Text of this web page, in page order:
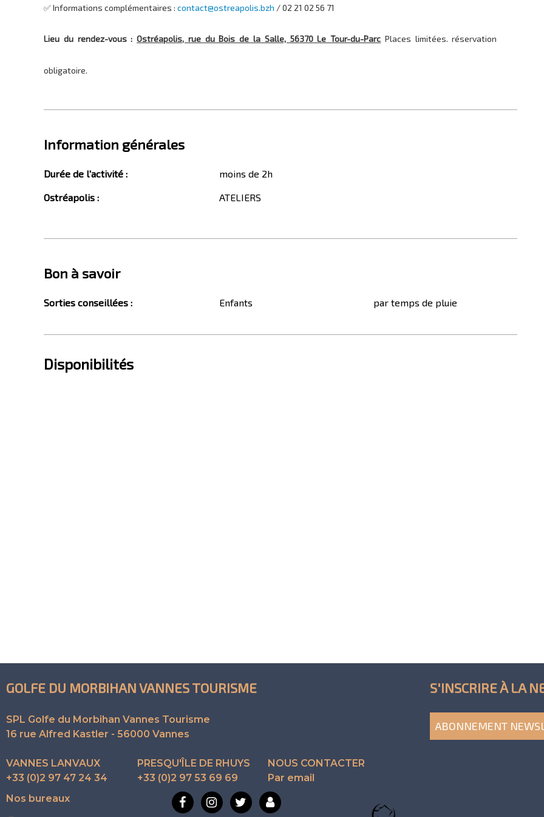
✅ Informations complémentaires : contact@ostreapolis.bzh / 02 21 02 56 71
Lieu du rendez-vous :Ostréapolis, rue du Bois de la Salle, 56370 Le Tour-du-Parc Places limitées. réservation
obligatoire.
Information générales
Durée de l'activité : moins de 2h
Ostréapolis : ATELIERS
Bon à savoir
Sorties conseillées : Enfants par temps de pluie
Disponibilités
GOLFE DU MORBIHAN VANNES TOURISME
SPL Golfe du Morbihan Vannes Tourisme
16 rue Alfred Kastler - 56000 Vannes
+33 (0)2 97 47 24 34
VANNES LANVAUX
+33 (0)2 97 53 69 69
PRESQU'ÎLE DE RHUYS
Par email
NOUS CONTACTER
Nos bureaux
S'INSCRIRE À LA
ABONNEMENT